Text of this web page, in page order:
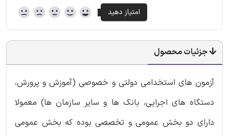
جزئیات محصول
آزمون های استخدامی دولتی و خصوصی (آموزش و پرورش،
دستگاه های اجرایی، بانک ها و سایر سازمان ها) معمولا
دارای دو بخش عمومی و تخصصی بوده که بخش عمومی